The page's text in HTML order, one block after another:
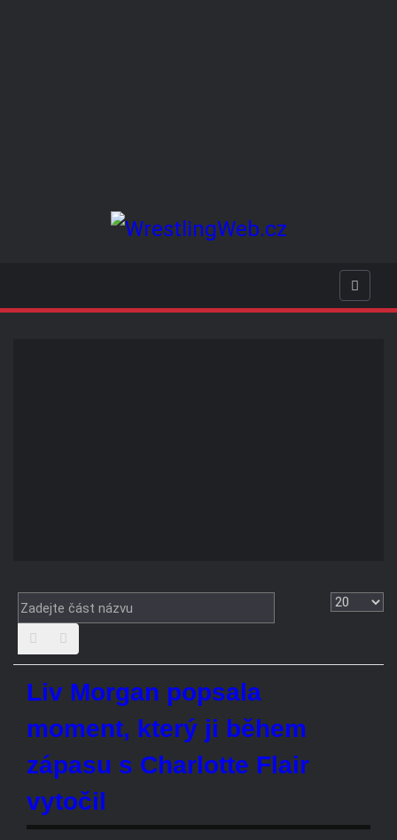
část
názvu
Liv Morgan popsala moment,
který ji během zápasu s Charlotte
Flair vytočil
SPOILER: Vítězkou WWE Queen
of the Ring 2026 se stala ...